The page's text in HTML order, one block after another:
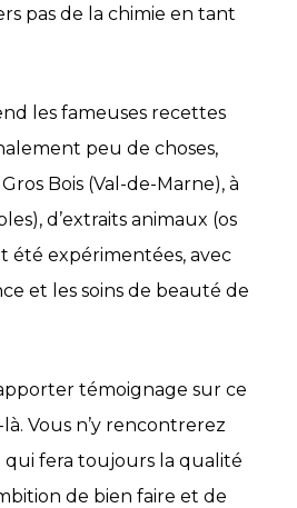
pas de la chimie en tant
les fameuses recettes
peu de choses,
Bois (Val-de-Marne), à
d’extraits animaux (os
été expérimentées, avec
et les soins de beauté de
témoignage sur ce
Vous n’y rencontrerez
qui fera toujours la qualité
de bien faire et de